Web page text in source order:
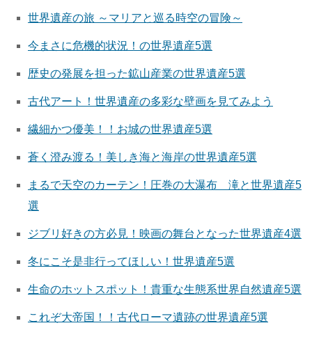
世界遺産の旅 ～マリアと巡る時空の冒険～
今まさに危機的状況！の世界遺産5選
歴史の発展を担った鉱山産業の世界遺産5選
古代アート！世界遺産の多彩な壁画を見てみよう
繊細かつ優美！！お城の世界遺産5選
蒼く澄み渡る！美しき海と海岸の世界遺産5選
まるで天空のカーテン！圧巻の大瀑布 滝と世界遺産5
選
ジブリ好きの方必見！映画の舞台となった世界遺産4選
冬にこそ是非行ってほしい！世界遺産5選
生命のホットスポット！貴重な生態系世界自然遺産5選
これぞ大帝国！！古代ローマ遺跡の世界遺産5選